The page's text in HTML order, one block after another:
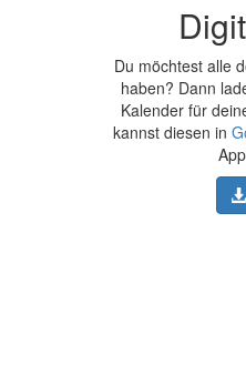
Du möchtest alle
haben? Dann
Kalender für
kannst diesen in